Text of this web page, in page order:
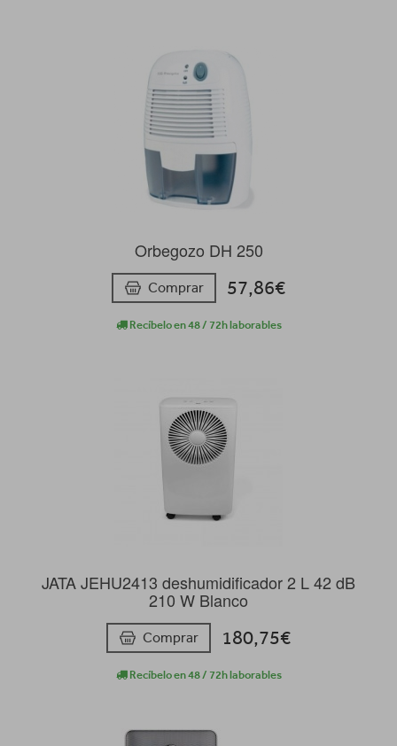
Orbegozo DH 250
Comprar 57,86€
Recíbelo en 48 / 72h laborables
JATA JEHU2413 deshumidificador 2 L 42 dB
210 W Blanco
Comprar 180,75€
Recíbelo en 48 / 72h laborables